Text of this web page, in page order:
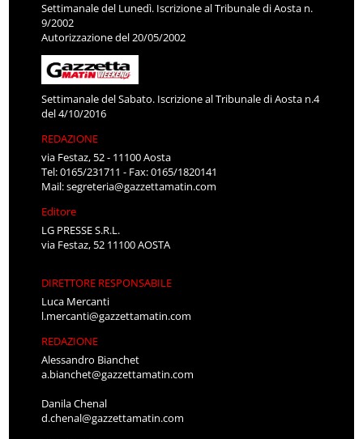
Settimanale del Lunedì. Iscrizione al Tribunale di Aosta n.
9/2002
Autorizzazione del 20/05/2002
Settimanale del Sabato. Iscrizione al Tribunale di Aosta n.4
del 4/10/2016
REDAZIONE
via Festaz, 52 - 11100 Aosta
Tel: 0165/231711 - Fax: 0165/1820141
Mail:segreteria@gazzettamatin.com
Editore
LG PRESSE S.R.L.
via Festaz, 52 11100 AOSTA
DIRETTORE RESPONSABILE
Luca Mercanti
l.mercanti@gazzettamatin.com
REDAZIONE
Alessandro Bianchet
a.bianchet@gazzettamatin.com
Danila Chenal
d.chenal@gazzettamatin.com